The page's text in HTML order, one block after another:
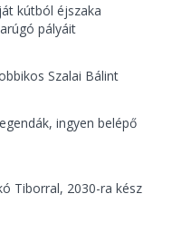
kútból éjszaka
pályáit
Szalai Bálint
ingyen belépő
Tiborral, 2030-ra kész